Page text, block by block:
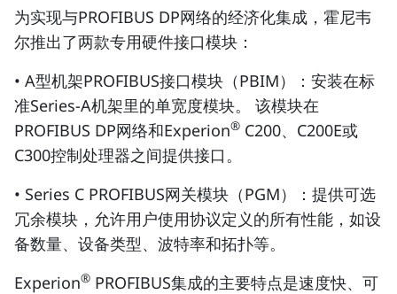
为实现与PROFIBUS DP网络的经济化集成，霍尼韦
尔推出了两款专用硬件接口模块：
• A型机架PROFIBUS接口模块（PBIM）：安装在标
准Series-A机架里的单宽度模块。 该模块在
PROFIBUS DP网络和Experion® C200、C200E或
C300控制处理器之间提供接口。
• Series C PROFIBUS网关模块（PGM）：提供可选
冗余模块，允许用户使用协议定义的所有性能，如设
备数量、设备类型、波特率和拓扑等。
Experion® PROFIBUS集成的主要特点是速度快、可